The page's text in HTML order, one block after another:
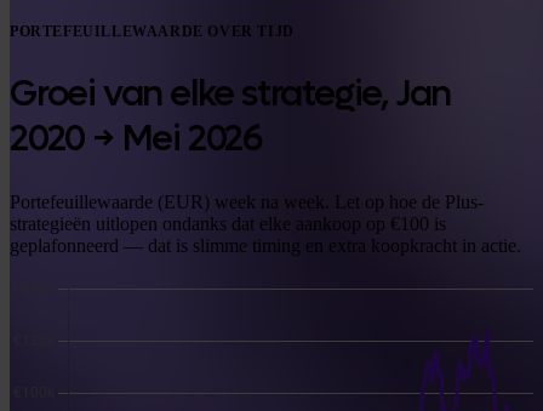
PORTEFEUILLEWAARDE OVER TIJD
Groei van elke strategie,Jan
2020 → Mei 2026
Portefeuillewaarde (EUR) week na week. Let op hoe de Plus-
strategieën uitlopen ondanks dat elke aankoop op €100 is
geplafonneerd — dat is slimme timing en extra koopkracht in actie.